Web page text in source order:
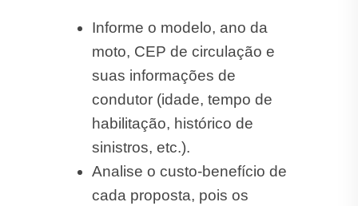
Informe o modelo, ano da
moto, CEP de circulação e
suas informações de
condutor (idade, tempo de
habilitação, histórico de
sinistros, etc.).
Analise o custo-benefício de
cada proposta, pois os